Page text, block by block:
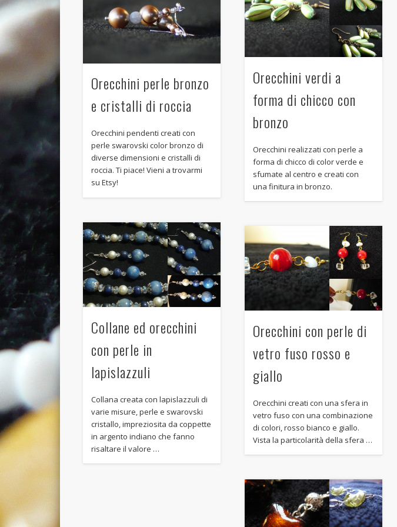
Archives
July 2014
January 2014
December 2013
November 2013
October 2013
August 2013
July 2013
June 2013
Categories
ANELLI
BRACCIALI
COLLANE E PENDENTI
Meta
Log in
Orecchini perle bronzo
e cristalli di roccia
Orecchini pendenti creati con
perle swarovski color bronzo di
diverse dimensioni e cristalli di
roccia. Ti piace! Vieni a trovarmi
su Etsy!
Orecchini verdi a
forma di chicco con
bronzo
Orecchini realizzati con perle a
forma di chicco di color verde e
sfumate al centro e creati con
una finitura in bronzo.
Collane ed orecchini
con perle in
lapislazzuli
Collana creata con lapislazzuli di
varie misure, perle e swarovski
cristallo, impreziosita da coppette
in argento indiano che fanno
risaltare il valore …
Orecchini con perle di
vetro fuso rosso e
giallo
Orecchini creati con una sfera in
vetro fuso con una combinazione
di colori, rosso bianco e giallo.
Vista la particolarità della sfera …